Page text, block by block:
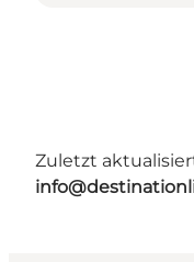
Zuletzt